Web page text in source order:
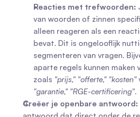
Reacties met trefwoorden:
van woorden of zinnen
alleen reageren als een
bevat. Dit is ongelooflijk
segmenteren van vragen.
aparte regels kunnen
zoals "prijs," "offerte," "kosten"
"garantie," "RGE-certificering".
Creëer je openbare antwoord: